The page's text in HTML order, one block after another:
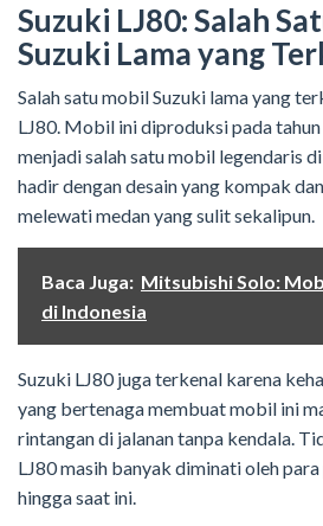
Suzuki LJ80: Salah
Suzuki Lama yang
Salah satu mobil Suzuki lama yang
LJ80. Mobil ini diproduksi pada
menjadi salah satu mobil legendaris
hadir dengan desain yang kompak
melewati medan yang sulit sekalipun.
Baca Juga: Mitsubishi Solo:
di Indonesia
Suzuki LJ80 juga terkenal karena
yang bertenaga membuat mobil ini
rintangan di jalanan tanpa kendala.
LJ80 masih banyak diminati oleh
hingga saat ini.